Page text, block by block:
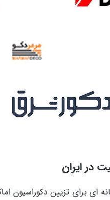
در ایران
ای برای تزیین دکوراسیون